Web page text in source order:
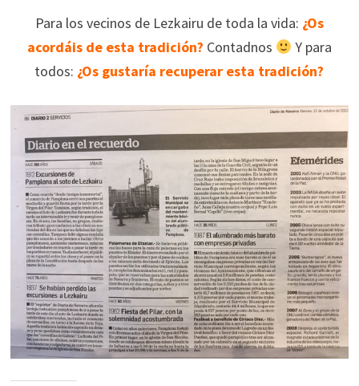
Para los vecinos de Lezkairu de toda la vida: ¿Os
acordáis de esta tradición? Contadnos
Y para
todos: ¿Os gustaría recuperar esta tradición?